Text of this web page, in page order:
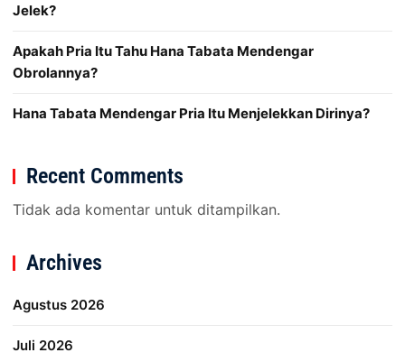
Jelek?
Apakah Pria Itu Tahu Hana Tabata Mendengar
Obrolannya?
Hana Tabata Mendengar Pria Itu Menjelekkan Dirinya?
Recent Comments
Tidak ada komentar untuk ditampilkan.
Archives
Agustus 2026
Juli 2026